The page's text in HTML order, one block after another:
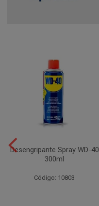
Desengripante Spray WD-40
300ml
Código: 10803